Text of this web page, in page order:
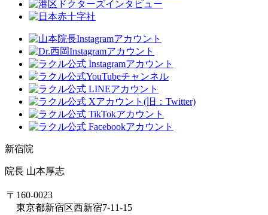
新宿院
院長 山本厚志
〒160-0023
東京都新宿区西新宿7-11-15